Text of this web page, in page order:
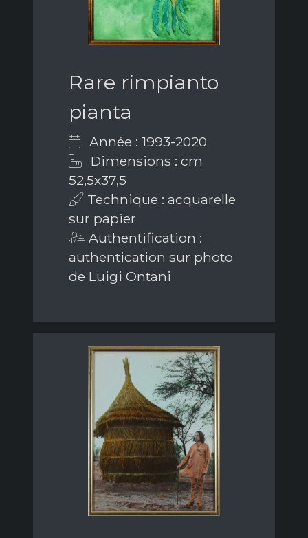
Rare rimpianto
pianta
Année : 1993-2020
Dimensions : cm
52,5x37,5
Technique : acquarelle
sur papier
Authentification :
authentication sur photo
de Luigi Ontani